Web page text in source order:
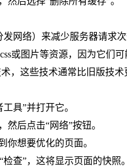
网络）来减少服务器请求次
或图片等资源，因为它们可
，这些技术通常比旧版技术
具”并打开它。
然后点击“网络”按钮。
你想要优化的页面。
查”，这将显示页面的快照。